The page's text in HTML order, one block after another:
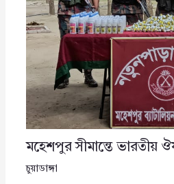
মহেশপুর সীমান্তে ভারতীয়
চুয়াডাঙ্গা